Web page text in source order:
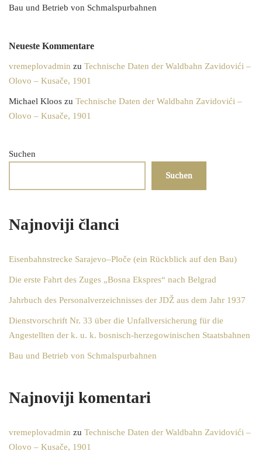
Bau und Betrieb von Schmalspurbahnen
Neueste Kommentare
vremeplovadmin zu Technische Daten der Waldbahn Zavidovići –
Olovo – Kusače, 1901
Michael Kloos zu Technische Daten der Waldbahn Zavidovići –
Olovo – Kusače, 1901
Suchen
Suchen
Najnoviji članci
Eisenbahnstrecke Sarajevo–Ploče (ein Rückblick auf den Bau)
Die erste Fahrt des Zuges „Bosna Ekspres“ nach Belgrad
Jahrbuch des Personalverzeichnisses der JDŽ aus dem Jahr 1937
Dienstvorschrift Nr. 33 über die Unfallversicherung für die
Angestellten der k. u. k. bosnisch-herzegowinischen Staatsbahnen
Bau und Betrieb von Schmalspurbahnen
Najnoviji komentari
vremeplovadmin zu Technische Daten der Waldbahn Zavidovići –
Olovo – Kusače, 1901